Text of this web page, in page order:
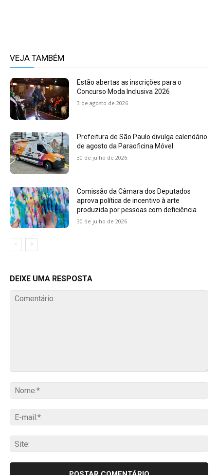
VEJA TAMBÉM
Estão abertas as inscrições para o
Concurso Moda Inclusiva 2026
3 de agosto de 2026
Prefeitura de São Paulo divulga calendário
de agosto da Paraoficina Móvel
30 de julho de 2026
Comissão da Câmara dos Deputados
aprova política de incentivo à arte
produzida por pessoas com deficiência
30 de julho de 2026
DEIXE UMA RESPOSTA